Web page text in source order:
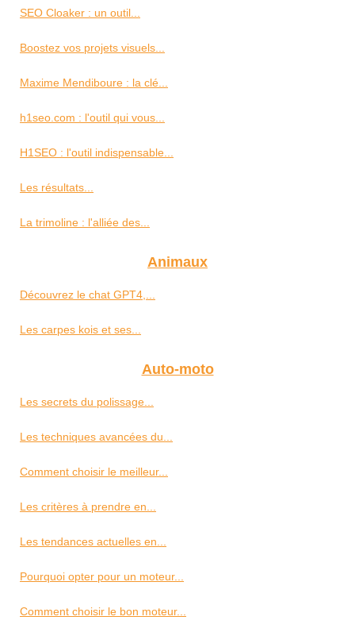
SEO Cloaker : un outil...
Boostez vos projets visuels...
Maxime Mendiboure : la clé...
h1seo.com : l'outil qui vous...
H1SEO : l'outil indispensable...
Les résultats...
La trimoline : l'alliée des...
Animaux
Découvrez le chat GPT4,...
Les carpes kois et ses...
Auto-moto
Les secrets du polissage...
Les techniques avancées du...
Comment choisir le meilleur...
Les critères à prendre en...
Les tendances actuelles en...
Pourquoi opter pour un moteur...
Comment choisir le bon moteur...